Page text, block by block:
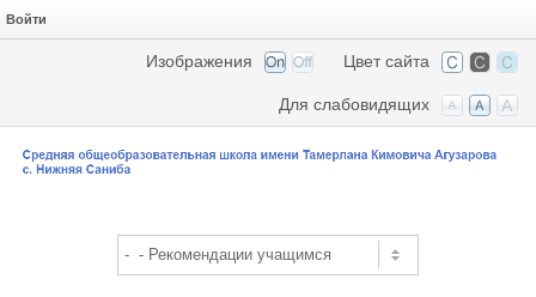
Войти
Цвет сайта
Изображения
Для слабовидящих